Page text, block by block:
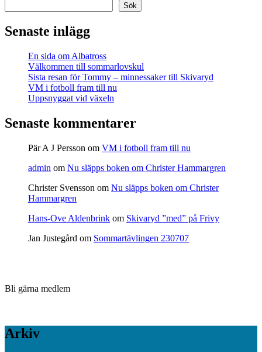
Sök
Senaste inlägg
En sida om Albatross
Välkommen till sommarlovskul
Sista resan för Tommy – minnessaker till Skivaryd
VM i fotboll fram till nu
Uppsnyggat vid växeln
Senaste kommentarer
Pär A J Persson om VM i fotboll fram till nu
admin om Nu släpps boken om Christer Hammargren
Christer Svensson om Nu släpps boken om Christer
Hammargren
Hans-Ove Aldenbrink om Skivaryd ”med” på Frivy
Jan Justegård om Sommartävlingen 230707
Bli gärna medlem
Arkiv